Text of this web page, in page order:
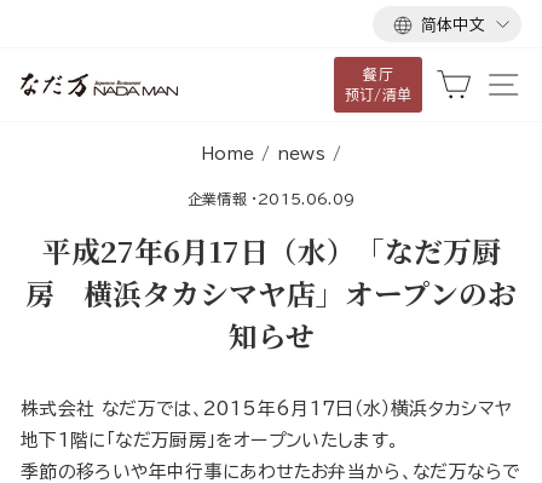
语
言
简体中文
餐厅
预订/清单
大车
Home / news /
企業情報 · 2015.06.09
平成27年6月17日（水）「なだ万厨
房 横浜タカシマヤ店」オープンのお
知らせ
株式会社 なだ万では、2015年6月17日（水）横浜タカシマヤ
地下1階に「なだ万厨房」をオープンいたします。
季節の移ろいや年中行事にあわせたお弁当から、なだ万ならで